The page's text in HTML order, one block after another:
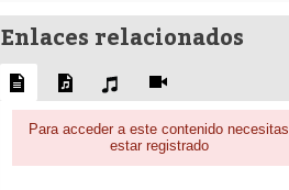
Enlaces relacionados
Para acceder a este contenido necesitas
estar registrado